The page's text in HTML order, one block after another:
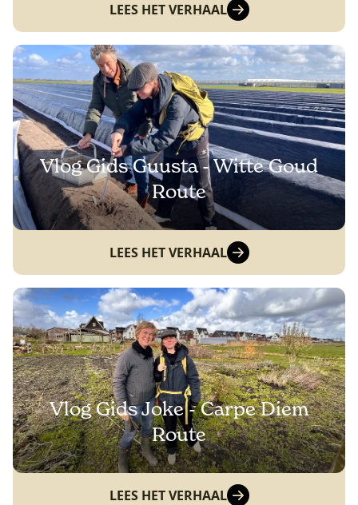
LEES HET VERHAAL
Vlog Gids Guusta - Witte Goud
Route
LEES HET VERHAAL
Vlog Gids Joke - Carpe Diem
Route
LEES HET VERHAAL